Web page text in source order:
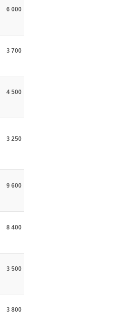
6 000
3 700
4 500
3 250
9 600
8 400
3 500
3 800